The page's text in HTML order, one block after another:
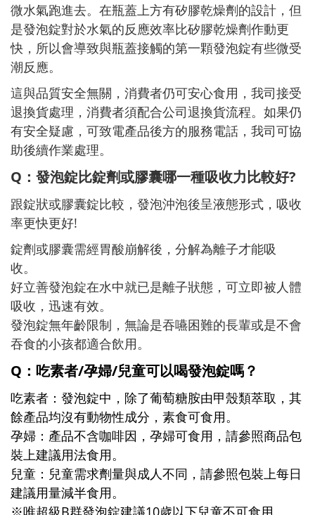
微水氣跑進去。在瓶蓋上方有矽膠乾燥劑的設計，但
是發泡錠對於水氣的反應效率比矽膠乾燥劑作動更
快，所以會導致與瓶蓋接觸的第一顆發泡錠有些微受
潮反應。
這與品質安全無關，消費者仍可安心食用，我司接受
退換貨處理，消費者須配合公司退換貨流程。如果仍
有安全疑慮，可致電產品後方的服務電話，我司可協
助後續作業處理。
Q：發泡錠比錠劑或膠囊哪一種吸收力比較好?
跟錠狀或膠囊錠比較，發泡沖泡後呈液態形式，吸收
率更快更好!
錠劑或膠囊需經胃酸崩解後，分解為離子才能吸
收。
好立善發泡錠在水中就已是離子狀態，可立即被人體
吸收，迅速有效。
發泡錠無年齡限制，無論是吞嚥困難的長輩或是不會
吞食的小孩都適合飲用。
Q：吃素者/孕婦/兒童可以喝發泡錠嗎？
吃素者：發泡錠中，除了葡萄糖胺由甲殼類萃取，其
餘產品均沒有動物性成分，素食可食用。
孕婦：產品不含咖啡因，孕婦可食用，請參照商品包
裝上建議用法食用。
兒童：兒童需求劑量與成人不同，請參照包裝上每日
建議用量減半食用。
※唯超級B群發泡錠建議10歲以下兒童不可食用